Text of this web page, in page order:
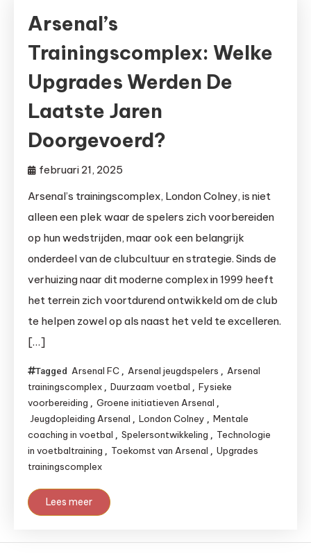
Arsenal’s
Trainingscomplex: Welke
Upgrades Werden De
Laatste Jaren
Doorgevoerd?
februari 21, 2025
Arsenal’s trainingscomplex, London Colney, is niet
alleen een plek waar de spelers zich voorbereiden
op hun wedstrijden, maar ook een belangrijk
onderdeel van de clubcultuur en strategie. Sinds de
verhuizing naar dit moderne complex in 1999 heeft
het terrein zich voortdurend ontwikkeld om de club
te helpen zowel op als naast het veld te excelleren.
[…]
Tagged Arsenal FC , Arsenal jeugdspelers , Arsenal
trainingscomplex , Duurzaam voetbal , Fysieke
voorbereiding , Groene initiatieven Arsenal ,
Jeugdopleiding Arsenal , London Colney , Mentale
coaching in voetbal , Spelersontwikkeling , Technologie
in voetbaltraining , Toekomst van Arsenal , Upgrades
trainingscomplex
Lees meer